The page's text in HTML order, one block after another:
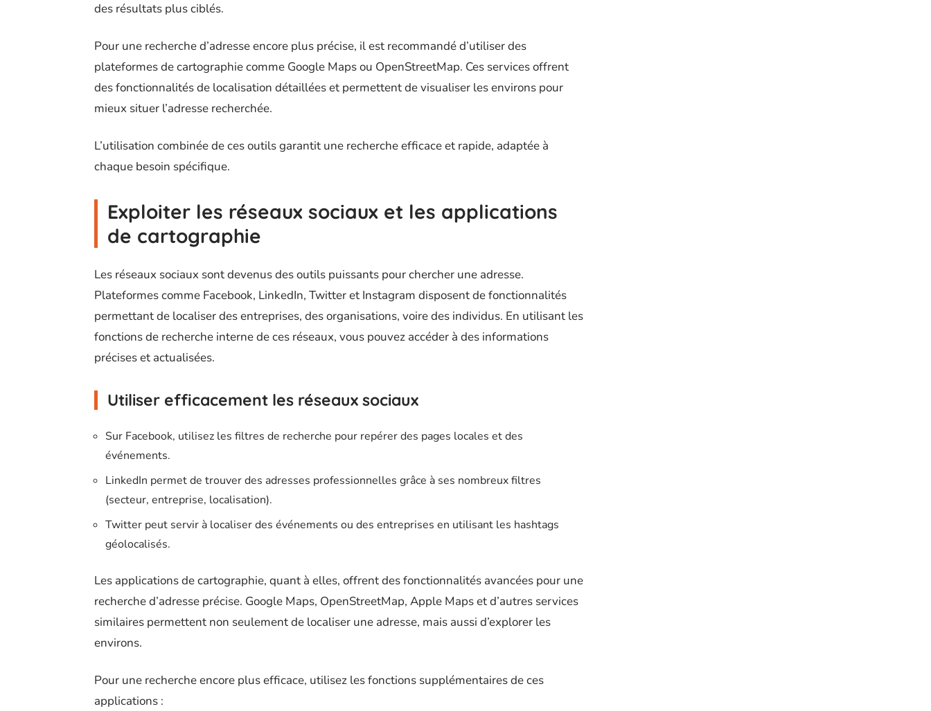
des résultats plus ciblés.
Pour une recherche d’adresse encore plus précise, il est recommandé d’utiliser des
plateformes de cartographie comme Google Maps ou OpenStreetMap. Ces services offrent
des fonctionnalités de localisation détaillées et permettent de visualiser les environs pour
mieux situer l’adresse recherchée.
L’utilisation combinée de ces outils garantit une recherche efficace et rapide, adaptée à
chaque besoin spécifique.
Exploiter les réseaux sociaux et les applications
de cartographie
Les réseaux sociaux sont devenus des outils puissants pour chercher une adresse.
Plateformes comme Facebook, LinkedIn, Twitter et Instagram disposent de fonctionnalités
permettant de localiser des entreprises, des organisations, voire des individus. En utilisant les
fonctions de recherche interne de ces réseaux, vous pouvez accéder à des informations
précises et actualisées.
Utiliser efficacement les réseaux sociaux
Sur Facebook, utilisez les filtres de recherche pour repérer des pages locales et des
événements.
LinkedIn permet de trouver des adresses professionnelles grâce à ses nombreux filtres
(secteur, entreprise, localisation).
Twitter peut servir à localiser des événements ou des entreprises en utilisant les hashtags
géolocalisés.
Les applications de cartographie, quant à elles, offrent des fonctionnalités avancées pour une
recherche d’adresse précise. Google Maps, OpenStreetMap, Apple Maps et d’autres services
similaires permettent non seulement de localiser une adresse, mais aussi d’explorer les
environs.
Pour une recherche encore plus efficace, utilisez les fonctions supplémentaires de ces
applications :